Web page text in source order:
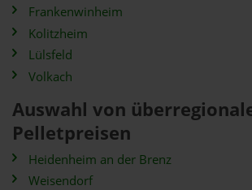
Frankenwinheim
Kolitzheim
Lülsfeld
Volkach
Auswahl von
Pelletpreisen
Heidenheim an der Brenz
Weisendorf